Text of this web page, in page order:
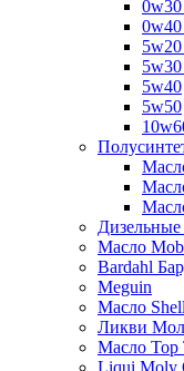
0w30
0w40
5w20
5w30
5w40
5w50
Дизельные
Масло
Bardahl
Meguin
Масло Shell
Ликви
Масло Top
Liqui Moly